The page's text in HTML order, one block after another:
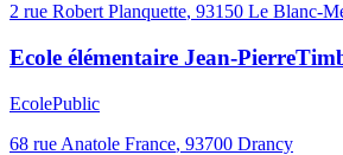
2 rue Robert Planquette, 93150 Le Blanc-
Ecole élémentaire Jean-
EcolePublic
68 rue Anatole France, 93700 Drancy